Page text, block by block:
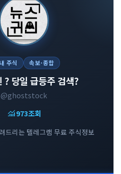
주식 속보·종합
? 당일 급등주 검색?
@ghoststock
monitoring973조회
드리는 텔레그램 무료 주식정보